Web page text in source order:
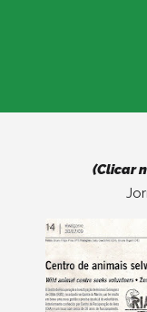
(Clicar